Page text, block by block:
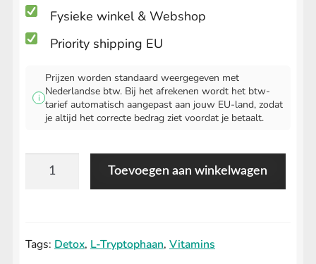
Fysieke winkel & Webshop
Priority shipping EU
i
Prijzen worden standaard weergegeven met
Nederlandse btw. Bij het afrekenen wordt het btw-
tarief automatisch aangepast aan jouw EU-land, zodat
je altijd het correcte bedrag ziet voordat je betaalt.
After-
Toevoegen aan winkelwagen
Tags: Detox, L-Tryptophaan, Vitamins